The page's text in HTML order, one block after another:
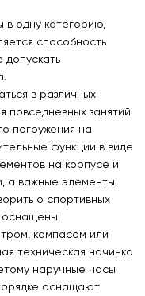
одну категорию,
способность
в различных
повседневных занятий
погружения на
функции в виде
на корпусе и
а важные элементы,
о спортивных
оснащены
компасом или
техническая начинка
наручные часы
оснащают